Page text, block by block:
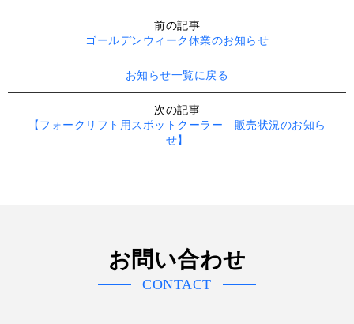
前の記事
ゴールデンウィーク休業のお知らせ
お知らせ一覧に戻る
次の記事
【フォークリフト用スポットクーラー 販売状況のお知ら
せ】
お問い合わせ
CONTACT